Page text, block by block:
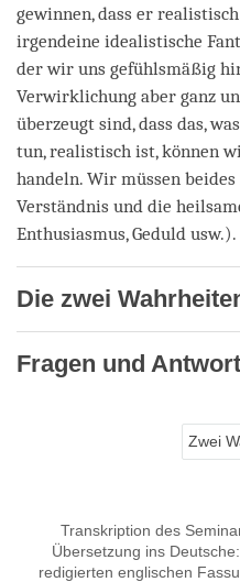
gewinnen, dass er
irgendeine idealistische
der wir uns gefühlsmäßig
Verwirklichung aber ganz
überzeugt sind, dass das,
tun, realistisch ist, können
handeln. Wir müssen
Verständnis und die
Enthusiasmus, Geduld usw.).
Die zwei
Fragen und
Zwei
Transkription des
Übersetzung ins
redigierten englischen